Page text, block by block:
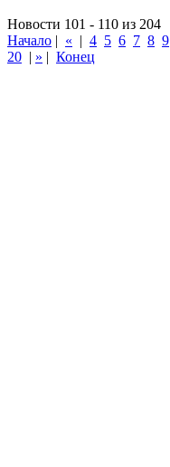
Новости 101 - 110 из 204
Начало | « | 4 5 6 7 8 9
20 | » | Конец